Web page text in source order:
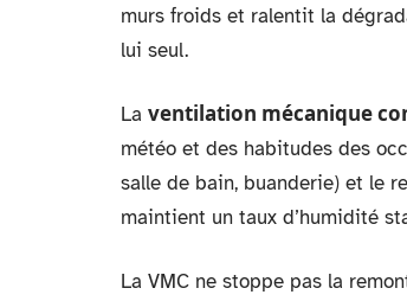
murs froids et ralentit la
lui seul.
La ventilation mécanique
météo et des habitudes des
salle de bain, buanderie) et le
maintient un taux d’humidité
La VMC ne stoppe pas la